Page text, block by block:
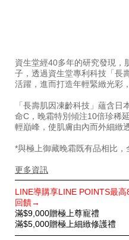
節shiseido.com.tw/
10121264101.html
目
編
號。
資生堂經40多年的研究發現，
子，透過資生堂專利科技「長
活躍，進而打造年輕緊緻光彩
「長壽肌因凍齡科技」蘊含
命C，晚霜特別傾注10倍珍稀
輕巔峰，使肌膚由內而外細緻
*與極上御藏晚霜既有品相比
更多資訊
別
優
惠
LINE導購享LINE POINTS最
回饋→
滿$9,000贈極上尊寵禮
滿$5,000贈極上細緻修護禮